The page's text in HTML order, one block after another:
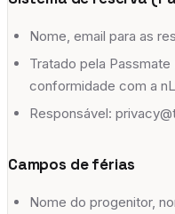
Nome, email para as
Tratado pela
conformidade com a
Responsável:
Campos de férias
Nome do progenitor,